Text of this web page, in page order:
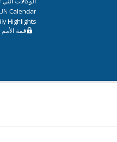
Calendar
Highlights
قمة